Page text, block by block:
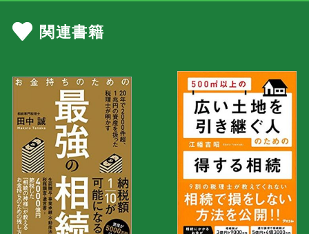
関連書籍